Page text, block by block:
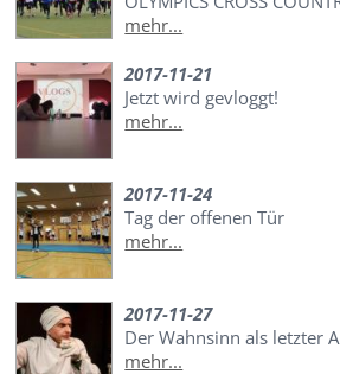
mehr...
2017-11-21
Jetzt wird gevloggt!
mehr...
2017-11-24
Tag der offenen Tür
mehr...
2017-11-27
Der Wahnsinn als letzter
mehr...